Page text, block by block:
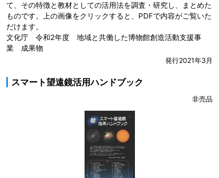
て、その特徴と教材としての活用法を調査・研究し、まとめた
ものです。上の画像をクリックすると、PDFで内容がご覧いた
だけます。
文化庁 令和2年度 地域と共働した博物館創造活動支援事
業 成果物
発行2021年3月
スマート望遠鏡活用ハンドブック
非売品